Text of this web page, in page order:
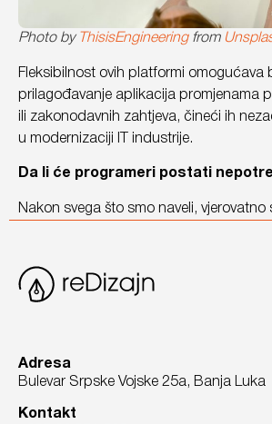
Photo by ThisisEngineeringfrom
Fleksibilnost ovih platformi omogućava
prilagođavanje aplikacija promjenama
ili zakonodavnih zahtjeva, čineći ih
u modernizaciji IT industrije.
Da li će programeri postati
Nakon svega što smo naveli, vjerovatno
Na prvi pogled, moglo bi se činiti da će
Naime, programeri posjeduju specifična
koje ove tehnologije ne mogu u
obzira na to koliko sofisticirane postanu.
Adresa
Bulevar Srpske Vojske 25a, Banja Luka
Kontakt